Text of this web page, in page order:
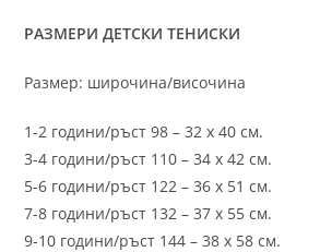
РАЗМЕРИ ДЕТСКИ ТЕНИСКИ
Размер: широчина/височина
1-2 години/ръст 98 – 32 х 40 см.
3-4 години/ръст 110 – 34 х 42 см.
5-6 години/ръст 122 – 36 х 51 см.
7-8 години/ръст 132 – 37 х 55 см.
9-10 години/ръст 144 – 38 х 58 см.